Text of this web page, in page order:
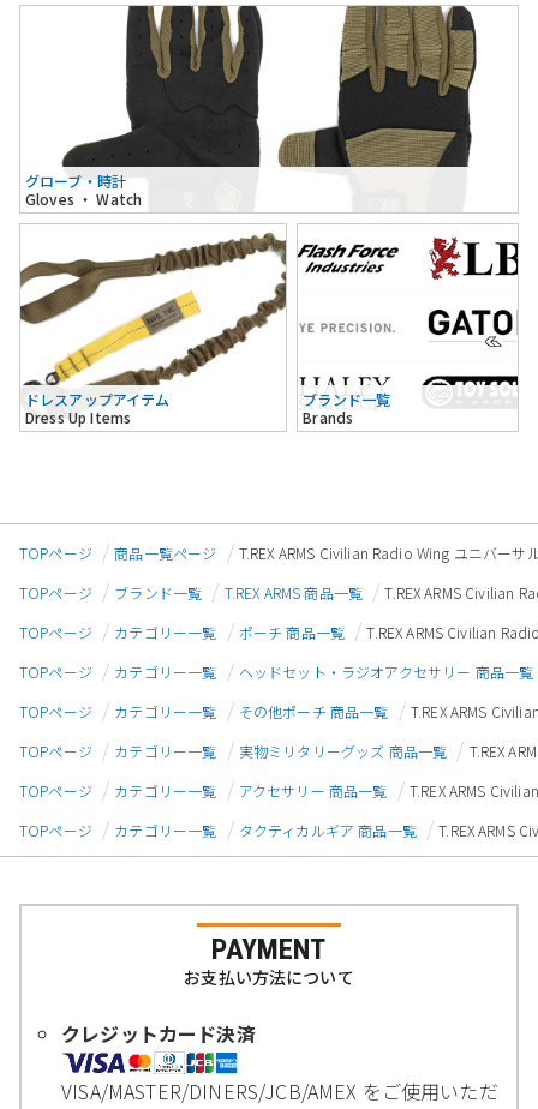
グローブ・時計
Gloves ・ Watch
ドレスアップアイテム
Dress Up Items
ブランド一覧
Brands
TOPページ 商品一覧ページ
T.REX ARMS Civilian Radio Wing ユニバーサ
TOPページ
ブランド一覧 T.REX ARMS 商品一覧
T.REX ARMS Civilian
TOPページ
カテゴリー一覧 ポーチ 商品一覧
T.REX ARMS Civilian
TOPページ
カテゴリー一覧
ヘッドセット・ラジオアクセサリー 商品一覧
TOPページ
カテゴリー一覧 その他ポーチ 商品一覧
T.REX ARMS
TOPページ
カテゴリー一覧 実物ミリタリーグッズ 商品一覧
T.REX
TOPページ
カテゴリー一覧 アクセサリー 商品一覧
T.REX ARMS
TOPページ
カテゴリー一覧 タクティカルギア 商品一覧 T.REX ARMS
PAYMENT
お支払い方法について
クレジットカード決済
VISA/MASTER/DINERS/JCB/AMEX をご使用いただ